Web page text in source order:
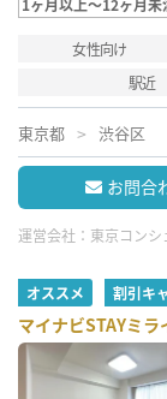
女性向け
駅近
東京都 渋谷区
お問合
運営会社： 東京コンシ
オススメ 割引キ
マイナビSTAYミ